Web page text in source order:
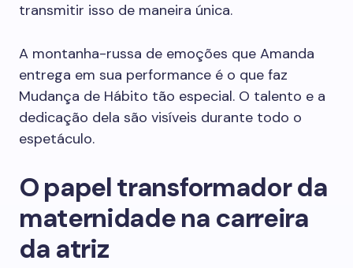
transmitir isso de maneira única.
A montanha-russa de emoções que Amanda
entrega em sua performance é o que faz
Mudança de Hábito tão especial. O talento e a
dedicação dela são visíveis durante todo o
espetáculo.
O papel transformador da
maternidade na carreira
da atriz